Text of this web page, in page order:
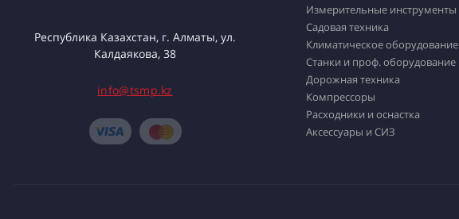
Республика Казахстан, г. Алматы, ул.
Калдаякова, 38
info@tsmp.kz
Измерительные инструменты
Садовая техника
Климатическое оборудование
Станки и проф. оборудование
Дорожная техника
Компрессоры
Расходники и оснастка
Аксессуары и СИЗ